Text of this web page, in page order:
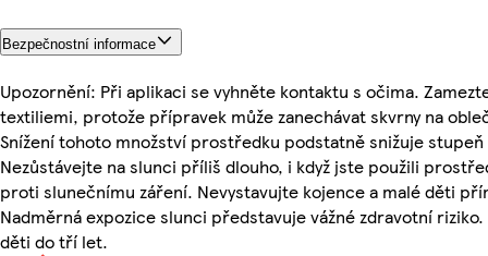
Bezpečnostní informace
Upozornění: Při aplikaci se vyhněte kontaktu s očima.
textiliemi, protože přípravek může zanechávat skvrny na
Snížení tohoto množství prostředku podstatně snižuje stupeň
Nezůstávejte na slunci příliš dlouho, i když jste použili
proti slunečnímu záření. Nevystavujte kojence a malé děti
Nadměrná expozice slunci představuje vážné zdravotní
děti do tří let.